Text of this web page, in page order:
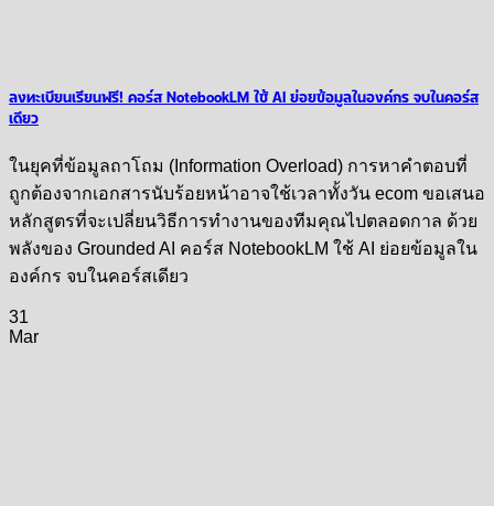
ลงทะเบียนเรียนฟรี! คอร์ส NotebookLM ใช้ AI ย่อยข้อมูลในองค์กร จบในคอร์ส
เดียว
ในยุคที่ข้อมูลถาโถม (Information Overload) การหาคำตอบที่
ถูกต้องจากเอกสารนับร้อยหน้าอาจใช้เวลาทั้งวัน ecom ขอเสนอ
หลักสูตรที่จะเปลี่ยนวิธีการทำงานของทีมคุณไปตลอดกาล ด้วย
พลังของ Grounded AI คอร์ส NotebookLM ใช้ AI ย่อยข้อมูลใน
องค์กร จบในคอร์สเดียว
31
Mar